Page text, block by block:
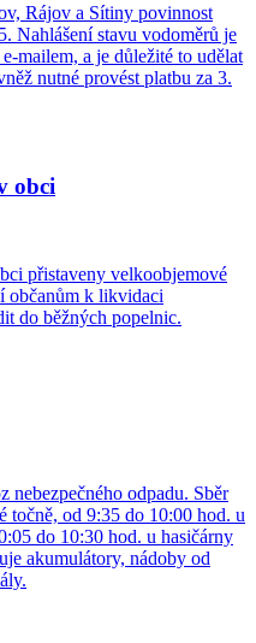
Rájov a Sítiny povinnost
Nahlášení stavu vodoměrů je
mailem, a je důležité to udělat
nutné provést platbu za 3.
obci
přistaveny velkoobjemové
občanům k likvidaci
do běžných popelnic.
nebezpečného odpadu. Sběr
točně, od 9:35 do 10:00 hod. u
do 10:30 hod. u hasičárny
akumulátory, nádoby od